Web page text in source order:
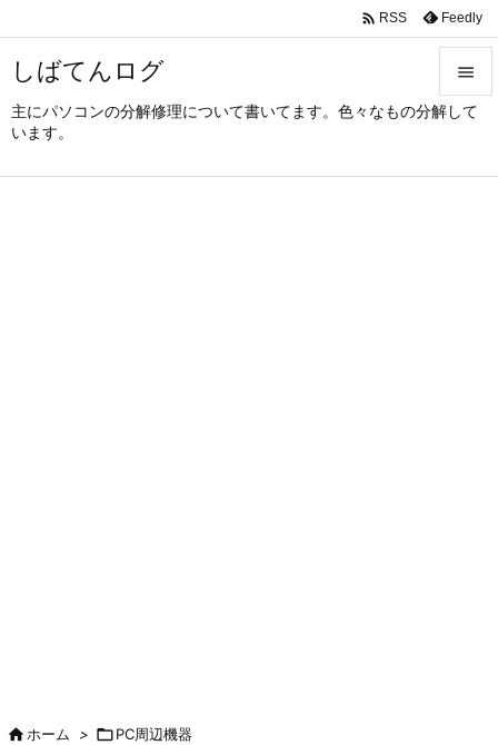
しばてんログ
主にパソコンの分解修理について書いてます。色々なもの分解して
います。



 RSS Feedly
ホーム > PC周辺機器